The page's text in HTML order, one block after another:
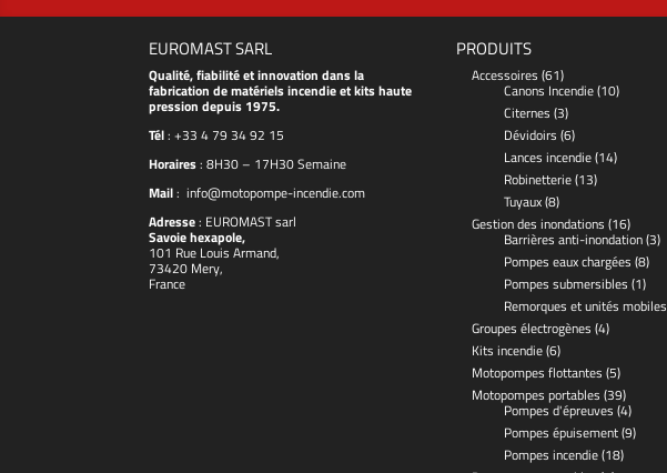
EUROMAST SARL
Qualité, fiabilité et innovation dans la
fabrication de matériels incendie et kits haute
pression depuis 1975.
Tél:+33 4 79 34 92 15
Horaires: 8H30 – 17H30 Semaine
Mail:info@motopompe-incendie.com
Adresse: EUROMASTsarl
Savoie hexapole,
101 Rue Louis Armand,
73420 Mery,
France
PRODUITS
Accessoires (61)
Canons Incendie(10)
Citernes (3)
Dévidoirs (6)
Lances incendie(14)
Robinetterie(13)
Tuyaux(8)
Gestion des inondations (16)
Barrières anti-inondation(3)
Pompes eaux chargées (8)
Pompes submersibles (1)
Remorques et unités mobiles
Groupes électrogènes (4)
Kits incendie(6)
Motopompes flottantes (5)
Motopompes portables (39)
Pompes d'épreuves (4)
Pompes épuisement(9)
Pompes incendie(18)